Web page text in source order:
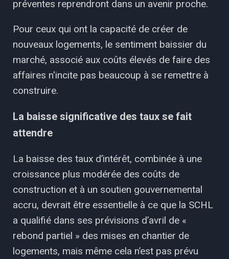
préventes reprendront dans un avenir proche.
Pour ceux qui ont la capacité de créer de
nouveaux logements, le sentiment baissier du
marché, associé aux coûts élevés de faire des
affaires n'incite pas beaucoup à se remettre à
construire.
La baisse significative des taux se fait
attendre
La baisse des taux d’intérêt, combinée à une
croissance plus modérée des coûts de
construction et à un soutien gouvernemental
accru, devrait être essentielle à ce que la SCHL
a qualifié dans ses prévisions d’avril de «
rebond partiel » des mises en chantier de
logements, mais même cela n’est pas prévu